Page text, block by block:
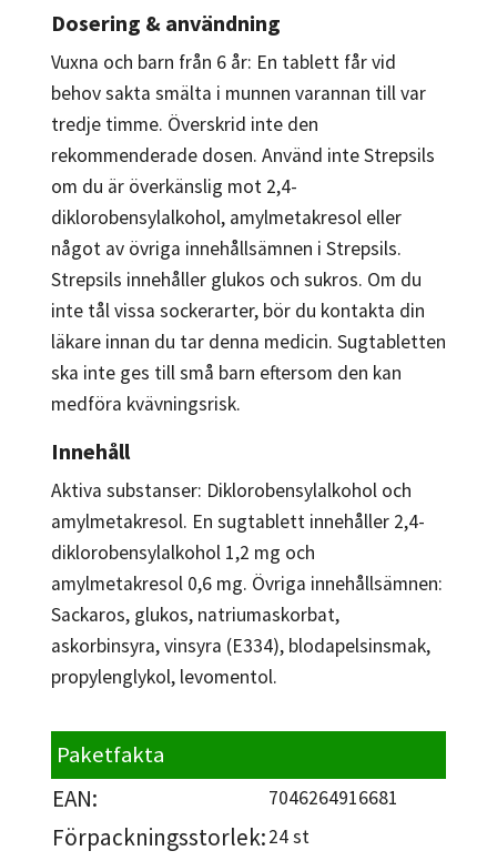
Dosering & användning
Vuxna och barn från 6 år: En tablett får vid
behov sakta smälta i munnen varannan till var
tredje timme. Överskrid inte den
rekommenderade dosen. Använd inte Strepsils
om du är överkänslig mot 2,4-
diklorobensylalkohol, amylmetakresol eller
något av övriga innehållsämnen i Strepsils.
Strepsils innehåller glukos och sukros. Om du
inte tål vissa sockerarter, bör du kontakta din
läkare innan du tar denna medicin. Sugtabletten
ska inte ges till små barn eftersom den kan
medföra kvävningsrisk.
Innehåll
Aktiva substanser: Diklorobensylalkohol och
amylmetakresol. En sugtablett innehåller 2,4-
diklorobensylalkohol 1,2 mg och
amylmetakresol 0,6 mg. Övriga innehållsämnen:
Sackaros, glukos, natriumaskorbat,
askorbinsyra, vinsyra (E334), blodapelsinsmak,
propylenglykol, levomentol.
Paketfakta
EAN: 7046264916681
Förpackningsstorlek:24 st